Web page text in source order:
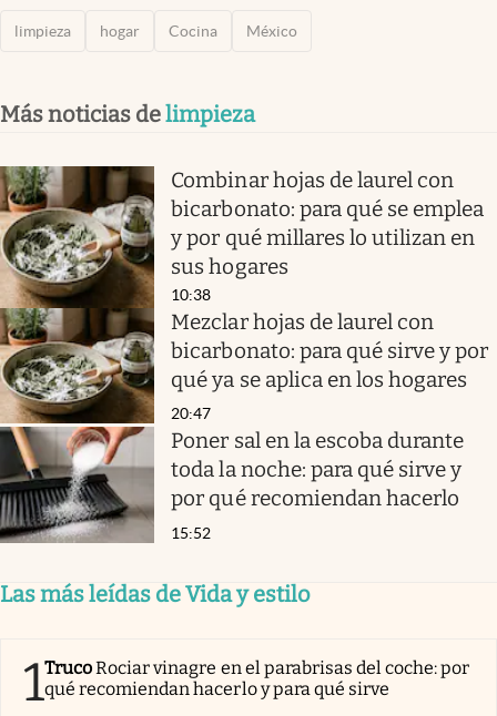
limpieza hogar Cocina México
Más noticias delimpieza
Combinar hojas de laurel con
bicarbonato: para qué se emplea
y por qué millares lo utilizan en
sus hogares
10:38
Mezclar hojas de laurel con
bicarbonato: para qué sirve y por
qué ya se aplica en los hogares
20:47
Poner sal en la escoba durante
toda la noche: para qué sirve y
por qué recomiendan hacerlo
15:52
Las más leídas de Vida y estilo
1TrucoRociar vinagre en el parabrisas del coche: por
qué recomiendan hacerlo y para qué sirve